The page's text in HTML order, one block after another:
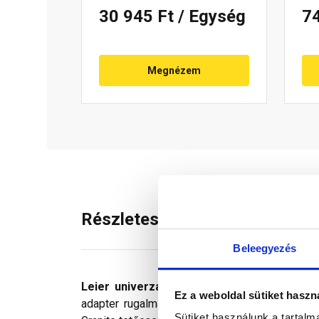
Beleegyezés
Ez a weboldal sütiket
30 945 Ft / Egység
Megnézem
Részletes leírás
Leier univerzális szolárkivezető egység
adapter rugalmas gumiharangja szorosan